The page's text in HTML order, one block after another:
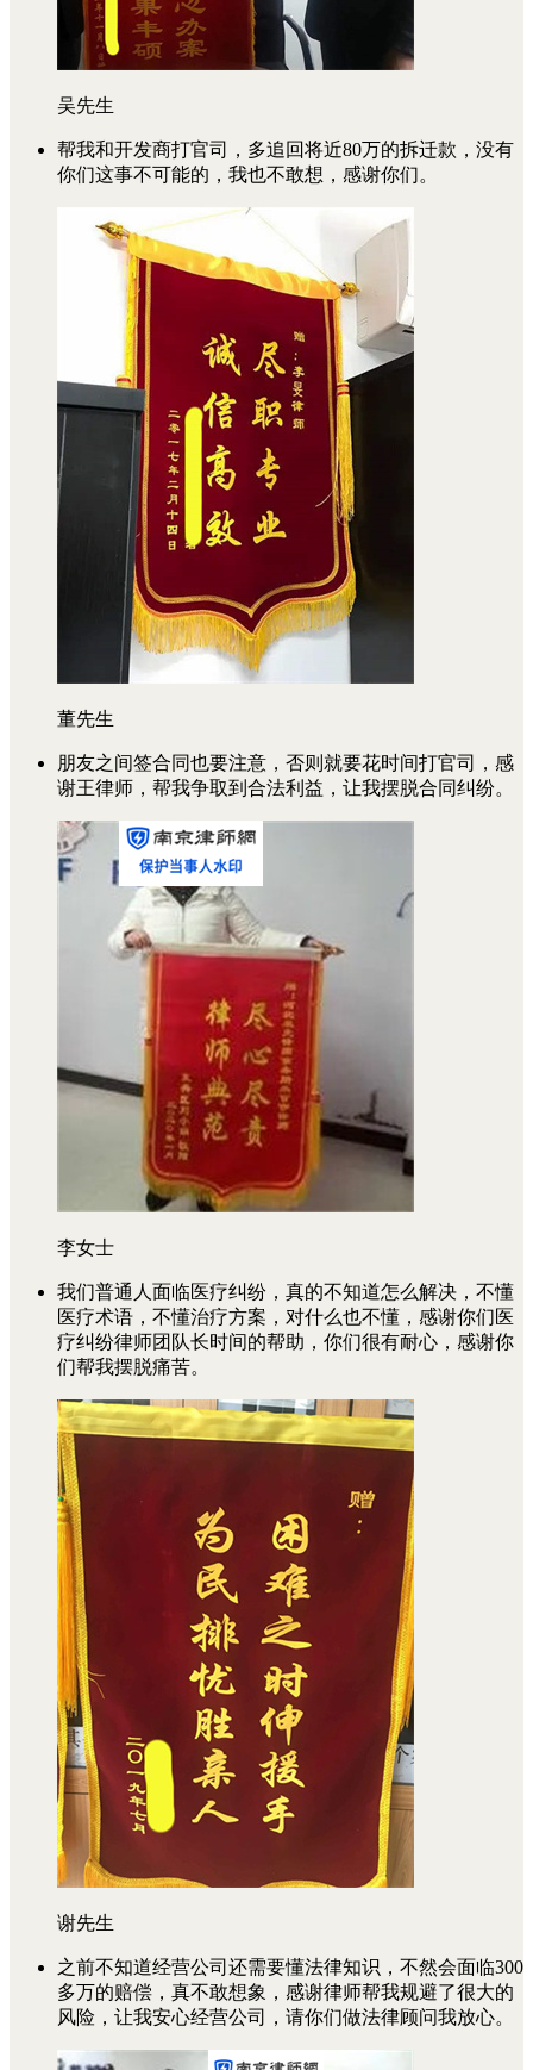
吴先生
帮我和开发商打官司，多追回将近80万的拆迁款，没有
你们这事不可能的，我也不敢想，感谢你们。
董先生
朋友之间签合同也要注意，否则就要花时间打官司，感
谢王律师，帮我争取到合法利益，让我摆脱合同纠纷。
李女士
我们普通人面临医疗纠纷，真的不知道怎么解决，不懂
医疗术语，不懂治疗方案，对什么也不懂，感谢你们医
疗纠纷律师团队长时间的帮助，你们很有耐心，感谢你
们帮我摆脱痛苦。
谢先生
之前不知道经营公司还需要懂法律知识，不然会面临300
多万的赔偿，真不敢想象，感谢律师帮我规避了很大的
风险，让我安心经营公司，请你们做法律顾问我放心。